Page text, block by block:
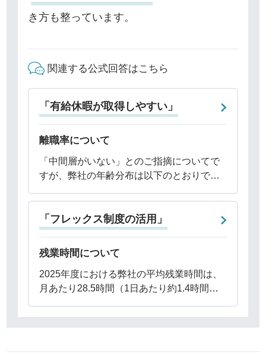
き方も整っています。
関連する公式回答はこちら
「有給休暇が取得しやすい」
離職率について
「中間層がいない」とのご指摘についてで
すが、弊社の年齢分布は以下のとおりで
27.6%50代：8.8%特定の年齢層に大きな偏
りがある状況ではないと考えてい
「フレックス制度の活用」
残業時間について
2025年度における弊社の平均残業時間は、
月あたり28.5時間（1日あたり約1.4時間）
比較して月あたり1.7時間減少しており、残
業時間は年々着実に減少してお